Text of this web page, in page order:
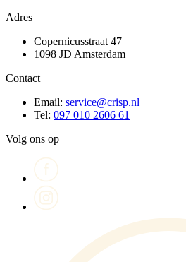
Adres
Copernicusstraat 47
1098 JD Amsterdam
Contact
Email: service@crisp.nl
Tel: 097 010 2606 61
Volg ons op